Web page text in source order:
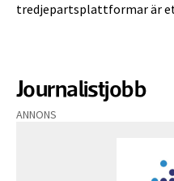
tredjepartsplattformar är
Journalistjobb
ANNONS